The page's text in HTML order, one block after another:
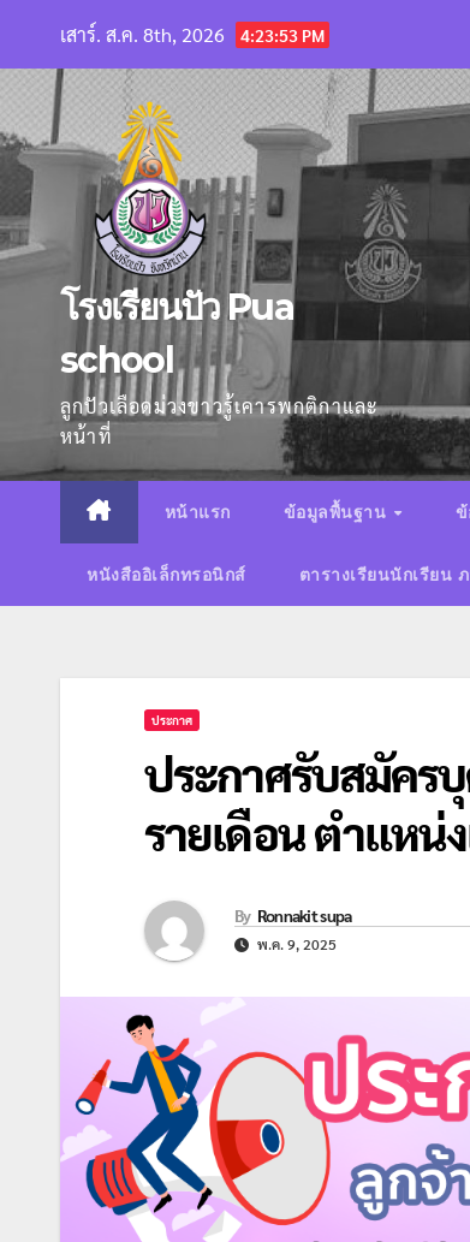
content
เสาร์. ส.ค. 8th, 2026 4:23:54 PM
โรงเรียนปัว Pua
school
ลูกปัวเลือดม่วงขาวรู้เคารพกติกาและ
หน้าที่
หน้าแรก ข้อมูลพื้นฐาน
หนังสืออิเล็กทรอนิกส์ ตารางเรียนนักเรียน
ประกาศ
ประกาศรับสมัคร
รายเดือน ตำแหน่
By Ronnakit supa
พ.ค. 9, 2025